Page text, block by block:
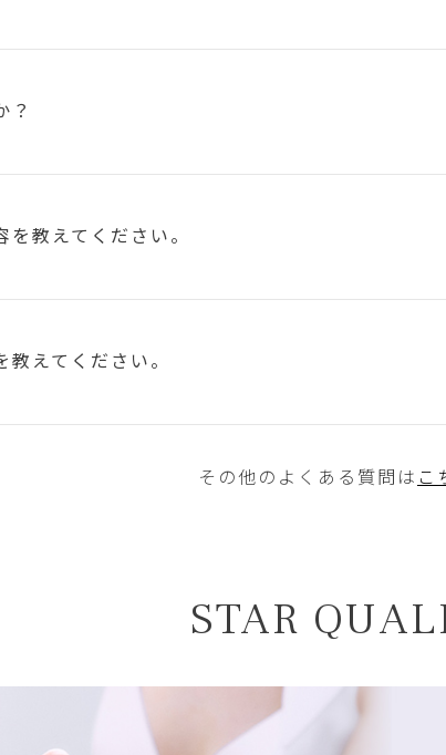
？
教えてください。
えてください。
その他のよくある質問は こ
STAR